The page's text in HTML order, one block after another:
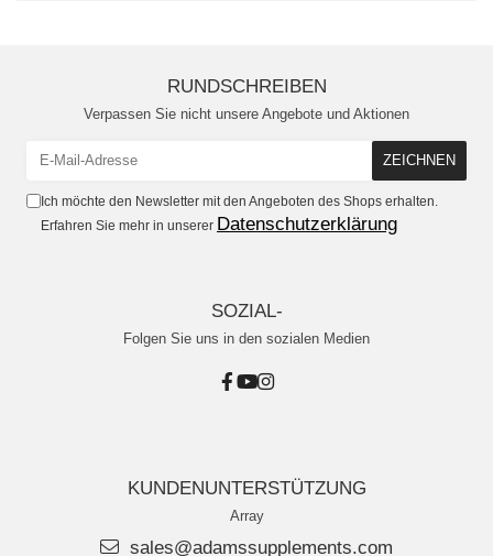
RUNDSCHREIBEN
Verpassen Sie nicht unsere Angebote und Aktionen
Ich möchte den Newsletter mit den Angeboten des Shops erhalten.
Erfahren Sie mehr in unserer Datenschutzerklärung
SOZIAL-
Folgen Sie uns in den sozialen Medien
KUNDENUNTERSTÜTZUNG
Array
sales@adamssupplements.com